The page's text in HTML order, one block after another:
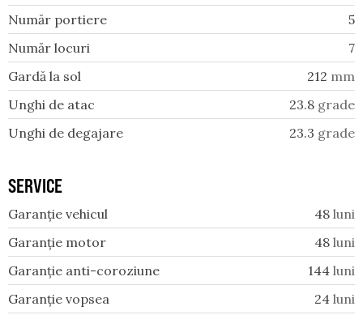
Număr portiere
5
Număr locuri
7
Gardă la sol
212 mm
Unghi de atac
23.8 grade
Unghi de degajare
23.3 grade
SERVICE
Garanție vehicul 48 luni
Garanție motor
48 luni
Garanție anti-coroziune
144 luni
Garanție vopsea
24 luni